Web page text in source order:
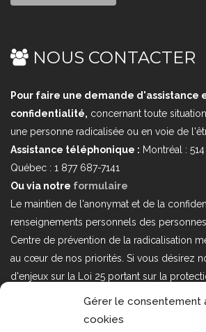
Gérer le consentement
cookies
NOUS CONTACTER
Pour faire une demande d'assistance
confidentialité, concernant toute
une personne radicalisée ou en voie de
Assistance téléphonique : Montréal :
Québec : 1 877 687-7141
Ou via notre formulaire
Le maintien de l'anonymat et de la
renseignements personnels des
Centre de prévention de la radicalisation
au cœur de nos priorités. Si vous désirez
d'enjeux sur la Loi 25 portant sur la
personnels dans le secteur privé, veuillez
nous à l'adresse courriel suivant :